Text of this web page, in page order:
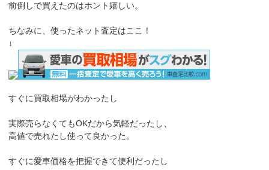
前倒しで買えたのはホント嬉しい。
ちなみに、使ったネット査定はここ！
↓
すぐに買取相場がわかったし
実際売らなくてもOKだから気軽だったし、
高値で売れたし使って良かった。
すぐに愛車価格を把握できて便利だったし